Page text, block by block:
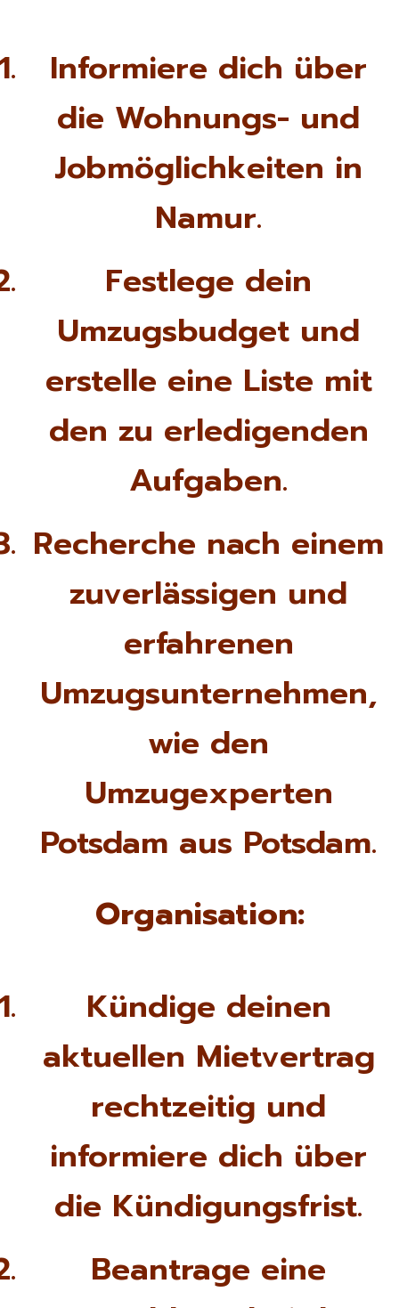
Informiere dich über
die Wohnungs- und
Jobmöglichkeiten in
Namur.
Festlege dein
Umzugsbudget und
erstelle eine Liste mit
den zu erledigenden
Aufgaben.
Recherche nach einem
zuverlässigen und
erfahrenen
Umzugsunternehmen,
wie den
Umzugexperten
Potsdam aus Potsdam.
Organisation:
Kündige deinen
aktuellen Mietvertrag
rechtzeitig und
informiere dich über
die Kündigungsfrist.
Beantrage eine